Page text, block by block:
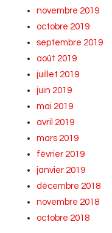
novembre 2019
octobre 2019
septembre 2019
août 2019
juillet 2019
juin 2019
mai 2019
avril 2019
mars 2019
février 2019
janvier 2019
décembre 2018
novembre 2018
octobre 2018